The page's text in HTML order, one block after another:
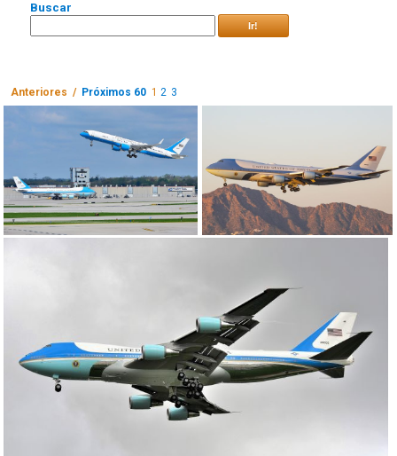
Buscar
Ir!
Anteriores / Próximos 60 1 2 3